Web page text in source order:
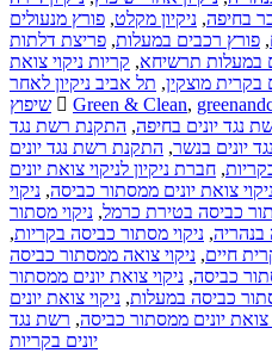
בחיפה, ניקיון מקלט, פורץ מנעולים
, פורץ רכבים במעלות, פריצת דלתות
במעלות תרשיחא, קריות ניקוי צואת
בקרית מוצקין, תל אביב ניקיון לאחר
שיפוץ
Green & Clean,
נגד יונים בחיפה, התקנת רשת נגד
יונים בנשר, התקנת רשת נגד יונים
, חברת ניקיון לניקוי צואת יונים
צואת יונים ממסתור כביסה, ניקוי
כביסה בטירת כרמל, ניקוי מסתור
בנהריה, ניקוי מסתור כביסה בקריות,
חיים, ניקוי צואה ממסתור כביסה
כביסה, ניקוי צואת יונים ממסתור
כביסה במעלות, ניקוי צואת יונים
צואת יונים ממסתור כביסה, רשת נגד
יונים בקריות